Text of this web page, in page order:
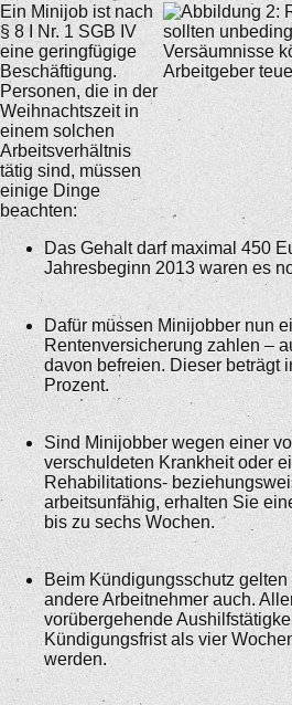
Ein Minijob ist nach
§ 8 I Nr. 1 SGB IV
eine geringfügige
Beschäftigung.
Personen, die in der
Weihnachtszeit in
einem solchen
Arbeitsverhältnis
tätig sind, müssen
einige Dinge
beachten:
Das Gehalt darf maximal 450
Jahresbeginn 2013 waren es
Dafür müssen Minijobber nun
Rentenversicherung zahlen –
davon befreien. Dieser beträgt
Prozent.
Sind Minijobber wegen einer
verschuldeten Krankheit oder
Rehabilitations-
arbeitsunfähig, erhalten Sie
bis zu sechs Wochen.
Beim Kündigungsschutz
andere Arbeitnehmer auch.
vorübergehende
Kündigungsfrist als vier
werden.